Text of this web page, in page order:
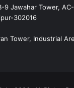
9 Jawahar Tower,
302016
Tower, Industrial